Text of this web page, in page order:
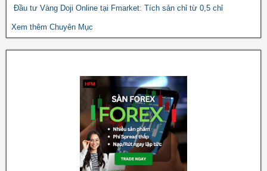
Đầu tư Vàng Doji Online tại Fmarket: Tích sản chỉ từ 0,5 chỉ
Xem thêm Chuyên Mục